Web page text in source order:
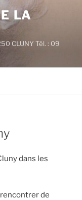
LA
CLUNY Tél. : 09
dans les
de